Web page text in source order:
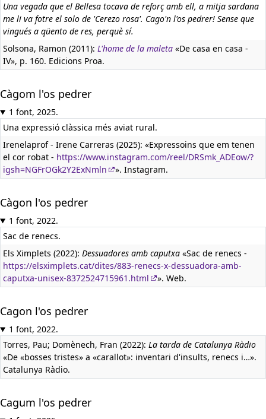
Una vegada que el Bellesa tocava de reforç amb ell, a mitja sardana
me li va fotre el solo de 'Cerezo rosa'. Cago'n l'os pedrer! Sense que
vingués a qüento de res, perquè sí.
Solsona, Ramon (2011): L'home de la maleta «De casa en casa -
IV», p. 160. Edicions Proa.
Càgom l'os pedrer
1 font, 2025.
Una expressió clàssica més aviat rural.
Irenelaprof - Irene Carreras (2025): «Expressoins que em tenen
el cor robat - https://www.instagram.com/reel/DRSmk_ADEow/?
igsh=NGFrOGk2Y2ExNmln
». Instagram.
Càgon l'os pedrer
1 font, 2022.
Sac de renecs.
Els Ximplets (2022): Dessuadores amb caputxa «Sac de renecs -
https://elsximplets.cat/dites/883-renecs-x-dessuadora-amb-
caputxa-unisex-8372524715961.html
». Web.
Cagon l'os pedrer
1 font, 2022.
Torres, Pau; Domènech, Fran (2022): La tarda de Catalunya Ràdio
«De «bosses tristes» a «carallot»: inventari d'insults, renecs i…».
Catalunya Ràdio.
Cagum l'os pedrer